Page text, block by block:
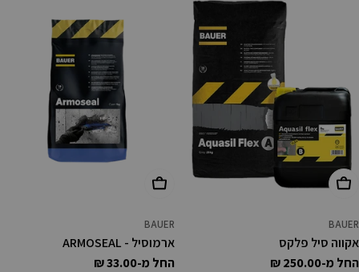
בחר אפשרויות
BAUER
אקווה סיל פלקס
מחיר
החל מ-250.00 ₪
בחר אפשרויות
BAUER
ארמוסיל - ARMOSEAL
מחיר
החל מ-33.00 ₪